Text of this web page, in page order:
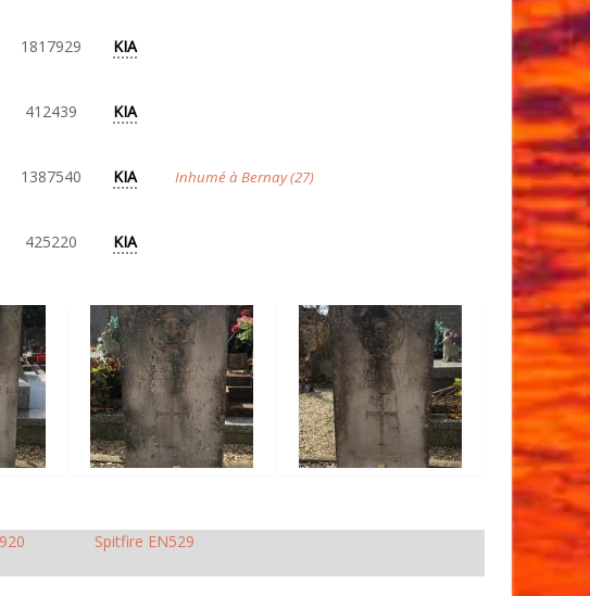
1817929 KIA
412439 KIA
1387540 KIA Inhumé à Bernay (27)
425220 KIA
Spitfire EN529